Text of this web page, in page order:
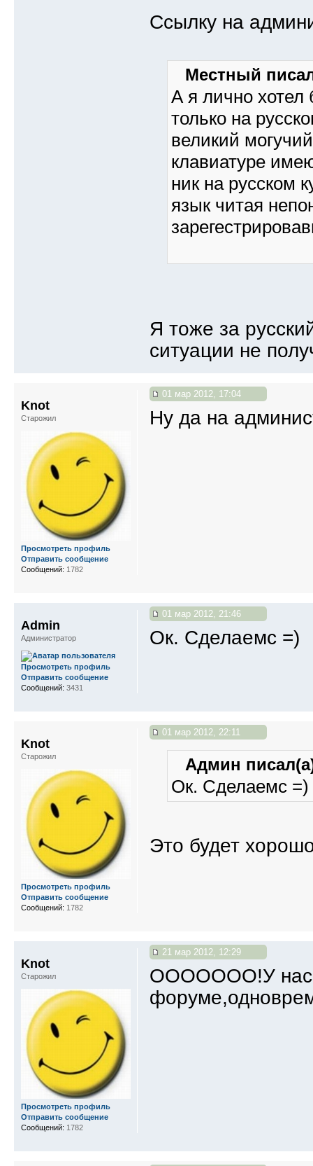
Ссылку на
Местный
А я лично
только на
великий
клавиатуре
ник на русском
язык читая
Я тоже за
ситуации не
01 мар 2012, 17:04
Ну да на
Knot
Старожил
Просмотреть профиль
Отправить сообщение
Сообщений: 1782
01 мар 2012, 21:46
Ок. Сделаемс =)
Admin
Администратор
Просмотреть профиль
Отправить сообщение
Сообщений: 3431
01 мар 2012, 22:11
Админ
Ок. Сделаемс =)
Это будет
Knot
Старожил
Просмотреть профиль
Отправить сообщение
Сообщений: 1782
21 мар 2012, 12:29
ООООООО!У нас
Knot
Старожил
Просмотреть профиль
Отправить сообщение
Сообщений: 1782